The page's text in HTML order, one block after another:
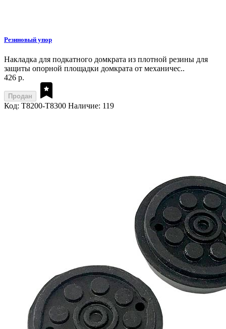
Резиновый упор
Накладка для подкатного домкрата из плотной резины для
защиты опорной площадки домкрата от механичес..
426 р.
Продан
Код: T8200-T8300 Наличие: 119